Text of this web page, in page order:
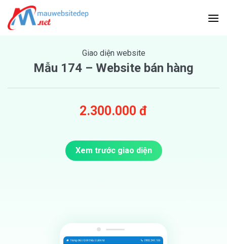
Skip
content
Giao diện website
Mẫu 174 – Website bán hàng
2.300.000 đ
Xem trước giao diện